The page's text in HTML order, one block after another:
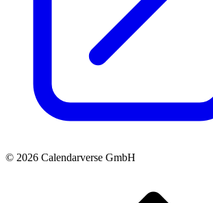
© 2026 Calendarverse GmbH